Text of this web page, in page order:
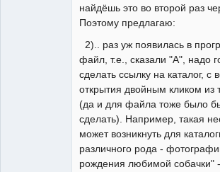
найдёшь это во второй раз
Поэтому предлагаю:
2).. раз уж появилась в
файл, т.е., сказали "А", надо
сделать ссылку на каталог, с
открытия двойным кликом из
(да и для файла тоже было
сделать). Например, такая
может возникнуть для
различного рода -
рождения любимой собачки"